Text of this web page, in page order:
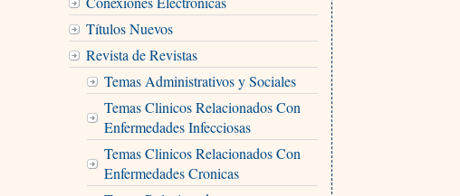
Títulos Nuevos
Revista de Revistas
Temas Administrativos y Sociales
Temas Clinicos Relacionados Con
Enfermedades Infecciosas
Temas Clinicos Relacionados Con
Enfermedades Cronicas